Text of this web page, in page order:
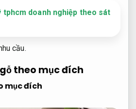
tphcm doanh nghiệp theo sát
cầu.
theo mục đích
mục đích